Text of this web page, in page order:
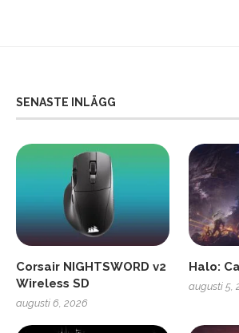
SENASTE INLÄGG
Corsair NIGHTSWORD v2
Wireless SD
augusti 6, 2026
Halo:
augusti 5,